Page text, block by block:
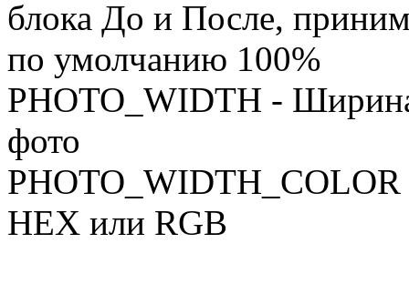
блока До и После,
по умолчанию 100%
PHOTO_WIDTH -
фото
PHOTO_WIDTH_COLOR
HEX или RGB